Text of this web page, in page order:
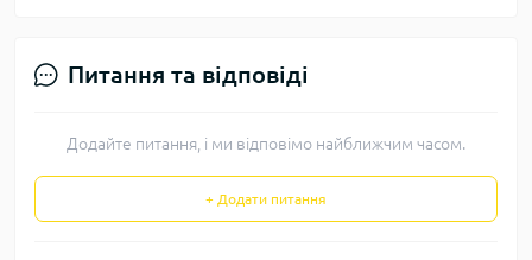
Питання та відповіді
Додайте питання, і ми відповімо найближчим часом.
+ Додати питання